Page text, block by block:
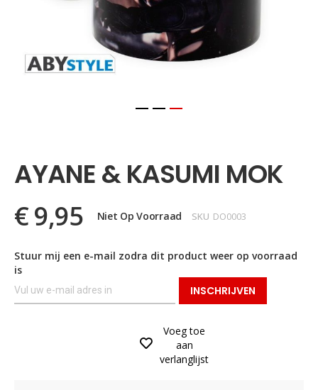
begin
van
afbeeldingen-
gallerij
AYANE & KASUMI MOK
€ 9,95 Niet Op Voorraad SKU DO0003
Stuur mij een e-mail zodra dit product weer op voorraad
is
INSCHRIJVEN
Voeg toe
aan
verlanglijst